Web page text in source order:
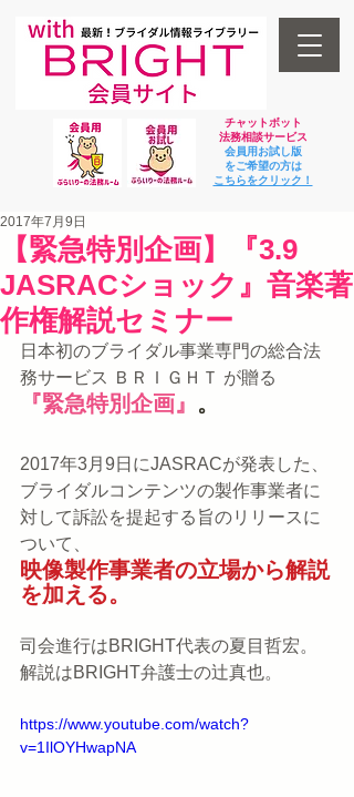
チャットボット
法務相談サービス
会員用お試し版
をご希望の方は
​こちらをクリック！
【緊急特別企画】『3.9
JASRACショック』音楽著
作権解説セミナー
2017年7月9日
日本初のブライダル事業専門の総合法
務サービス ＢＲＩＧＨＴ が贈る
『緊急特別企画』 。
2017年3月9日にJASRACが発表した、
ブライダルコンテンツの製作事業者に
対して訴訟を提起する旨のリリースに
ついて、
映像製作事業者の立場から解説
を加える。
司会進行はBRIGHT代表の夏目哲宏。
解説はBRIGHT弁護士の辻真也。
https://www.youtube.com/watch?
v=1IlOYHwapNA